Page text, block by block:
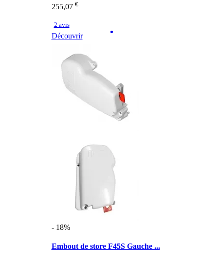
255,07 €
2 avis
Découvrir
- 18%
Embout de store F45S Gauche ...